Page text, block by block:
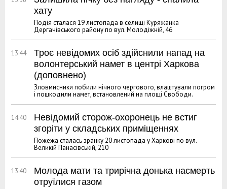
хату
Подія сталася 19 листопада в селищі Куряжанка
Дергачівського району по вул. Молодіжній, 46
13:44
Троє невідомих осіб здійснили напад на
волонтерський намет в центрі Харкова
(доповнено)
Зловмисники побили нічного чергового, влаштували погром
і пошкодили намет, встановлений на площі Свободи.
14:40
Невідомий сторож-охоронець не встиг
згоріти у складських приміщеннях
Пожежа сталась зранку 20 листопада у Харкові по вул.
Великій Панасівській, 210
13:40
Молода мати та трирічна донька насмерть
отруїлися газом